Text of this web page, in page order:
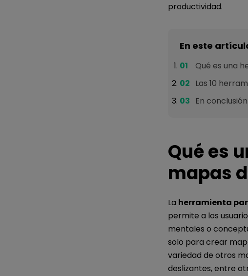
productividad.
En este
Qué es una
Las 10
En conclusión
Qué es
mapas
La herramienta
permite a los
mentales o
solo para crear
variedad de otros
deslizantes, entre